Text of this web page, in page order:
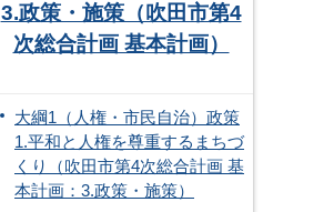
3.政策・施策（吹田市第4
次総合計画 基本計画）
大綱1（人権・市民自治）政策
1.平和と人権を尊重するまちづ
くり（吹田市第4次総合計画 基
本計画：3.政策・施策）